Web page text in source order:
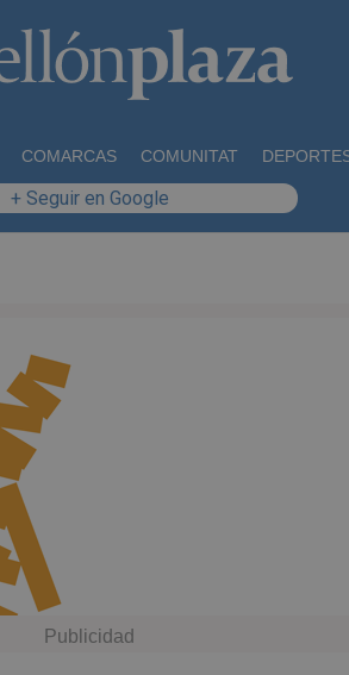
COMARCAS COMUNITAT
+ Seguir en Google